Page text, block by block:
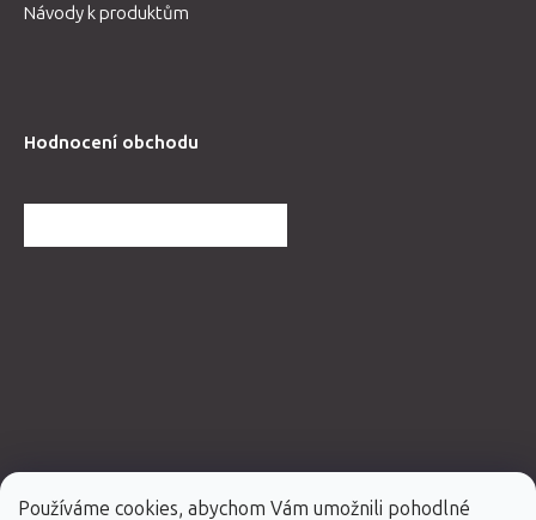
Používáme cookies, abychom Vám umožnili pohodlné
Návody k produktům
Hodnocení obchodu